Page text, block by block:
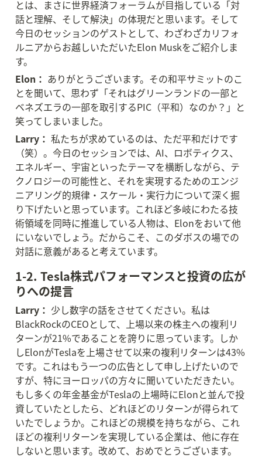
とは、まさに世界経済フォーラムが目指している「対
話と理解、そして解決」の体現だと思います。そして
今日のセッションのゲストとして、わざわざカリフォ
ルニアからお越しいただいたElon Muskをご紹介しま
す。
Elon： ありがとうございます。その和平サミットのこ
とを聞いて、思わず「それはグリーンランドの一部と
ベネズエラの一部を取引するPIC（平和）なのか？」と
笑ってしまいました。
Larry： 私たちが求めているのは、ただ平和だけです
（笑）。今日のセッションでは、AI、ロボティクス、
エネルギー、宇宙といったテーマを横断しながら、テ
クノロジーの可能性と、それを実現するためのエンジ
ニアリング的規律・スケール・実行力について深く掘
り下げたいと思っています。これほど多岐にわたる技
術領域を同時に推進している人物は、Elonをおいて他
にいないでしょう。だからこそ、このダボスの場での
対話に意義があると考えています。
1-2. Tesla株式パフォーマンスと投資の広が
りへの提言
Larry： 少し数字の話をさせてください。私は
BlackRockのCEOとして、上場以来の株主への複利リ
ターンが21%であることを誇りに思っています。しか
しElonがTeslaを上場させて以来の複利リターンは43%
です。これはもう一つの広告として申し上げたいので
すが、特にヨーロッパの方々に聞いていただきたい。
もし多くの年金基金がTeslaの上場時にElonと並んで投
資していたとしたら、どれほどのリターンが得られて
いたでしょうか。これほどの規模を持ちながら、これ
ほどの複利リターンを実現している企業は、他に存在
しないと思います。改めて、おめでとうございます。